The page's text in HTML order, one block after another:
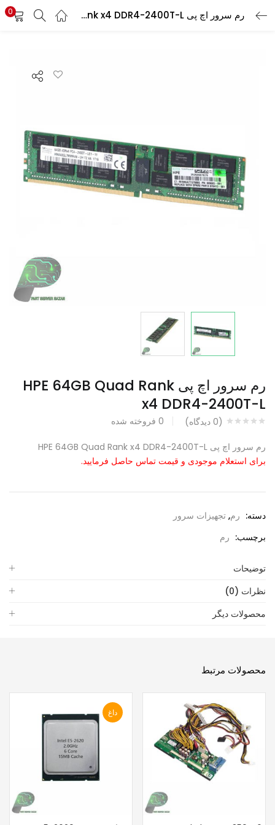
رم سرور اچ پی HPE 64GB Quad Rank x4 DDR4-2400T-L 0
رم سرور اچ پی HPE 64GB Quad Rank
x4 DDR4-2400T-L
(
0 دیدگاه) 0 فروخته شده
رم سرور اچ پی HPE 64GB Quad Rank x4 DDR4-2400T-L
برای استعلام موجودی و قیمت تماس حاصل فرمایید.
دسته: رم, تجهیزات سرور
برچسب: رم
توضیحات
نظرات (0)
محصولات دیگر
محصولات مرتبط
داغ